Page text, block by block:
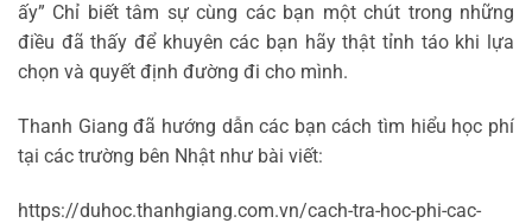
ấy” Chỉ biết tâm sự cùng các bạn một chút trong những
điều đã thấy để khuyên các bạn hãy thật tỉnh táo khi lựa
chọn và quyết định đường đi cho mình.
Thanh Giang đã hướng dẫn các bạn cách tìm hiểu học phí
tại các trường bên Nhật như bài viết:
https://duhoc.thanhgiang.com.vn/cach-tra-hoc-phi-cac-